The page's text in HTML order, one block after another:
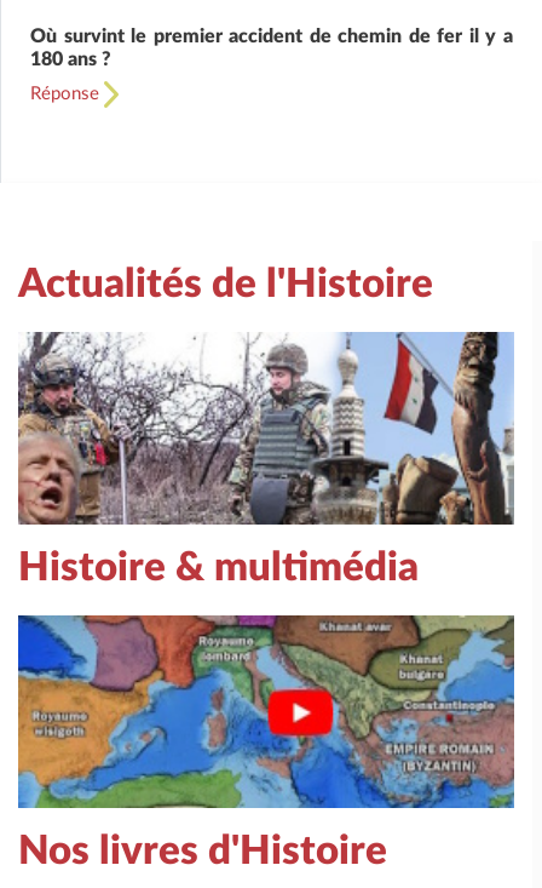
Où survint le premier accident de chemin de fer il y a
180 ans ?
Réponse
Actualités de l'Histoire
Histoire & multimédia
Nos livres d'Histoire